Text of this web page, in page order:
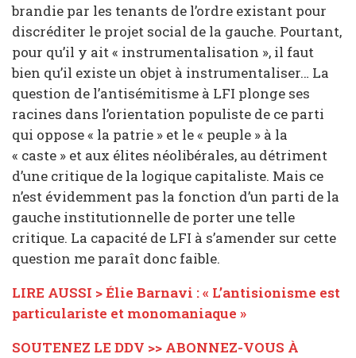
brandie par les tenants de l’ordre existant pour
discréditer le projet social de la gauche. Pourtant,
pour qu’il y ait « instrumentalisation », il faut
bien qu’il existe un objet à instrumentaliser… La
question de l’antisémitisme à LFI plonge ses
racines dans l’orientation populiste de ce parti
qui oppose « la patrie » et le « peuple » à la
« caste » et aux élites néolibérales, au détriment
d’une critique de la logique capitaliste. Mais ce
n’est évidemment pas la fonction d’un parti de la
gauche institutionnelle de porter une telle
critique. La capacité de LFI à s’amender sur cette
question me paraît donc faible.
LIRE AUSSI > Élie Barnavi : « L’antisionisme est
particulariste et monomaniaque »
SOUTENEZ LE DDV >> ABONNEZ-VOUS À